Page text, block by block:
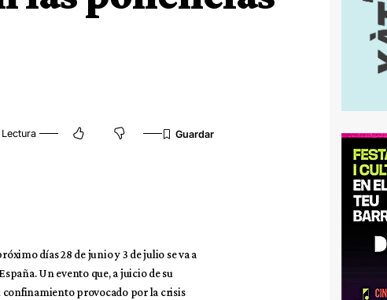
días 28 de junio y 3 de julio se va a
Un evento que, a juicio de su
confinamiento provocado por la crisis